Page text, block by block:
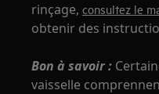
rinçage,consultez le
obtenir des
Bon à savoir :
vaisselle